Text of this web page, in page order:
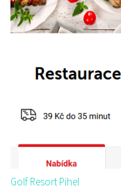
Golf Resort Pihel